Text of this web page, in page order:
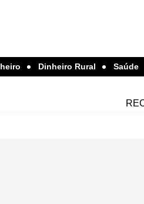
Dinheiro Rural Saúde